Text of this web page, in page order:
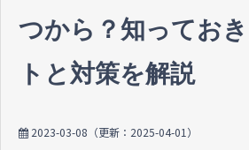
コネクシオの強み
導入事例
セミナー・イベント
つから？知ってお
トと対策を解説
2023-03-08 （更新： 2025-04-01 ）